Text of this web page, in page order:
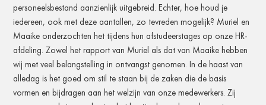
personeelsbestand aanzienlijk uitgebreid. Echter, hoe houd je
iedereen, ook met deze aantallen, zo tevreden mogelijk? Muriel en
Maaike onderzochten het tijdens hun afstudeerstages op onze HR-
afdeling. Zowel het rapport van Muriel als dat van Maaike hebben
wij met veel belangstelling in ontvangst genomen. In de haast van
alledag is het goed om stil te staan bij de zaken die de basis
vormen en bijdragen aan het welzijn van onze medewerkers. Zij